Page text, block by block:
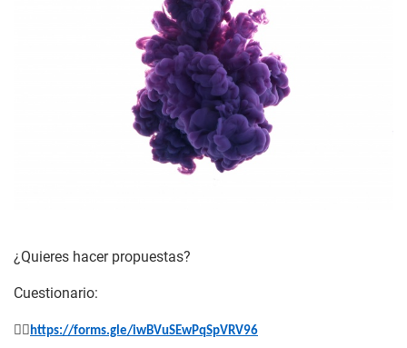
¿Quieres hacer propuestas?
Cuestionario:
👉🏾 https://forms.gle/iwBVuSEwPqSpVRV96